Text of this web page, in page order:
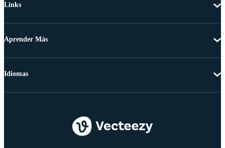
Links
Aprender Más
Idiomas